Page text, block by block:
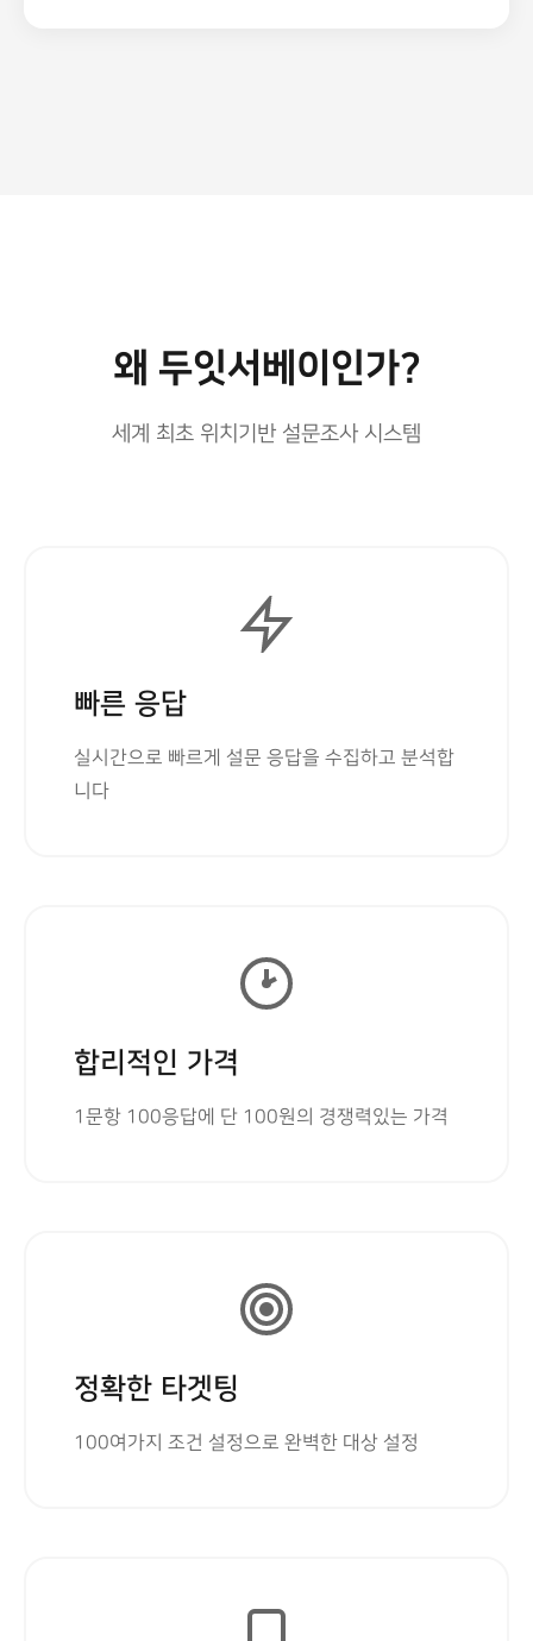
왜 두잇서베이인가?
세계 최초 위치기반 설문조사 시스템
빠른 응답
실시간으로 빠르게 설문 응답을 수집하고 분석합
니다
합리적인 가격
1문항 100응답에 단 100원의 경쟁력있는 가격
정확한 타겟팅
100여가지 조건 설정으로 완벽한 대상 설정